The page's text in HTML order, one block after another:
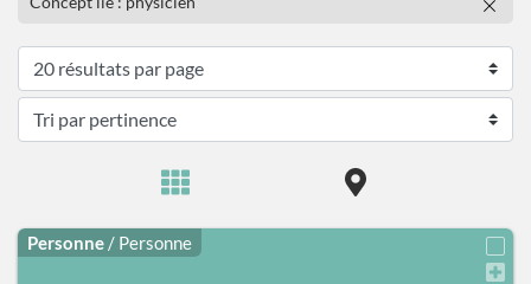
Personne / Personne